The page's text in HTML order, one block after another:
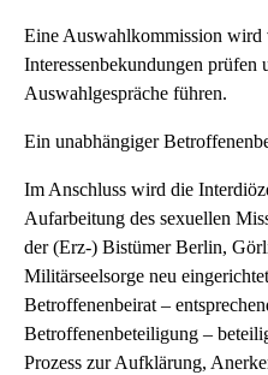
Eine Auswahlkommission
Interessenbekundungen prüfen
Auswahlgespräche führen.
Ein unabhängiger
Im Anschluss wird die
Aufarbeitung des sexuellen
der (Erz-) Bistümer Berlin,
Militärseelsorge neu
Betroffenenbeirat –
Betroffenenbeteiligung –
Prozess zur Aufklärung,